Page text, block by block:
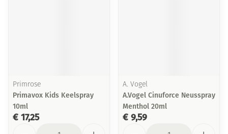
Primrose
Primavox Kids Keelspray
10ml
€ 17,25
A. Vogel
A.Vogel Cinuforce Neusspray
Menthol 20ml
€ 9,59